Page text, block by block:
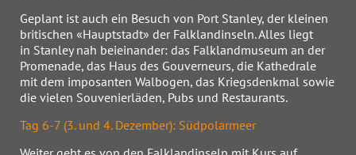
Geplant ist auch ein Besuch von Port Stanley, der kleinen
britischen «Hauptstadt» der Falklandinseln. Alles liegt
in Stanley nah beieinander: das Falklandmuseum an der
Promenade, das Haus des Gouverneurs, die Kathedrale
mit dem imposanten Walbogen, das Kriegsdenkmal sowie
die vielen Souvenierläden, Pubs und Restaurants.
Tag 6-7 (3. und 4. Dezember): Südpolarmeer